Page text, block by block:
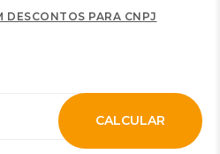
DESCONTOS PARA CNPJ
CALCULAR